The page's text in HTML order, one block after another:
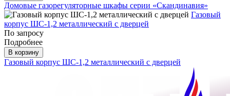
Домовые газорегуляторные шкафы серии «Скандинавия»
Газовый
корпус ШС-1,2 металлический с дверцей
По запросу
Подробнее
В корзину
Газовый корпус ШС-1,2 металлический с дверцей